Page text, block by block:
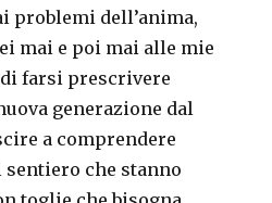
problemi dell’anima,
mai e poi mai alle mie
farsi prescrivere
generazione dal
a comprendere
che stanno